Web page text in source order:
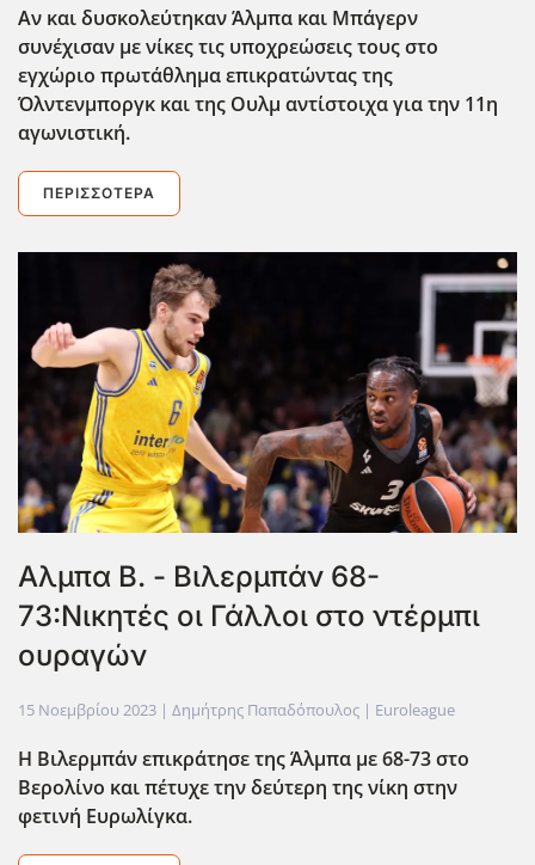
Αν και δυσκολεύτηκαν Άλμπα και Μπάγερν
συνέχισαν με νίκες τις υποχρεώσεις τους στο
εγχώριο πρωτάθλημα επικρατώντας της
Όλντενμποργκ και της Ουλμ αντίστοιχα για την 11η
αγωνιστική.
ΠΕΡΙΣΣΌΤΕΡΑ
Αλμπα Β. - Βιλερμπάν 68-
73:Νικητές οι Γάλλοι στο ντέρμπι
ουραγών
15 Νοεμβρίου 2023 | Δημήτρης Παπαδόπουλος | Euroleague
Η Βιλερμπάν επικράτησε της Άλμπα με 68-73 στο
Βερολίνο και πέτυχε την δεύτερη της νίκη στην
φετινή Ευρωλίγκα.